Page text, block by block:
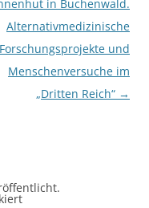
in Buchenwald.
Alternativmedizinische
Forschungsprojekte und
Menschenversuche im
„Dritten Reich“ →